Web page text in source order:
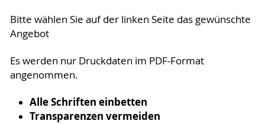
Bitte wählen Sie auf der linken Seite das gewünschte
Angebot
Es werden nur Druckdaten im PDF-Format
angenommen.
Alle Schriften einbetten
Transparenzen vermeiden